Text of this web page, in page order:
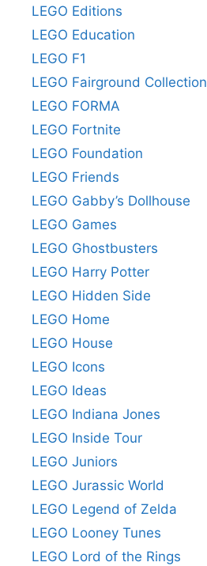
LEGO Editions
LEGO Education
LEGO F1
LEGO Fairground Collection
LEGO FORMA
LEGO Fortnite
LEGO Foundation
LEGO Friends
LEGO Gabby’s Dollhouse
LEGO Games
LEGO Ghostbusters
LEGO Harry Potter
LEGO Hidden Side
LEGO Home
LEGO House
LEGO Icons
LEGO Ideas
LEGO Indiana Jones
LEGO Inside Tour
LEGO Juniors
LEGO Jurassic World
LEGO Legend of Zelda
LEGO Looney Tunes
LEGO Lord of the Rings